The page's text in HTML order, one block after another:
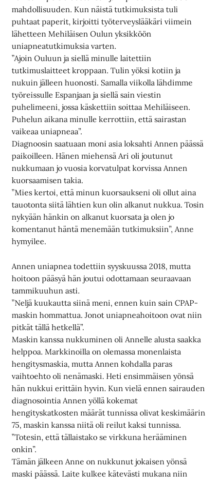
mahdollisuuden. Kun näistä tutkimuksista tuli
puhtaat paperit, kirjoitti työterveyslääkäri viimein
lähetteen Mehiläisen Oulun yksikköön
uniapneatutkimuksia varten.
”Ajoin Ouluun ja siellä minulle laitettiin
tutkimuslaitteet kroppaan. Tulin yöksi kotiin ja
nukuin jälleen huonosti. Samalla viikolla lähdimme
työreissulle Espanjaan ja siellä sain viestin
puhelimeeni, jossa käskettiin soittaa Mehiläiseen.
Puhelun aikana minulle kerrottiin, että sairastan
vaikeaa uniapneaa”.
Diagnoosin saatuaan moni asia loksahti Annen päässä
paikoilleen. Hänen miehensä Ari oli joutunut
nukkumaan jo vuosia korvatulpat korvissa Annen
kuorsaamisen takia.
”Mies kertoi, että minun kuorsaukseni oli ollut aina
tauotonta siitä lähtien kun olin alkanut nukkua. Tosin
nykyään hänkin on alkanut kuorsata ja olen jo
komentanut häntä menemään tutkimuksiin”, Anne
hymyilee.
Annen uniapnea todettiin syyskuussa 2018, mutta
hoitoon pääsyä hän joutui odottamaan seuraavaan
tammikuuhun asti.
”Neljä kuukautta siinä meni, ennen kuin sain CPAP-
maskin hommattua. Jonot uniapneahoitoon ovat niin
pitkät tällä hetkellä”.
Maskin kanssa nukkuminen oli Annelle alusta saakka
helppoa. Markkinoilla on olemassa monenlaista
hengitysmaskia, mutta Annen kohdalla paras
vaihtoehto oli nenämaski. Heti ensimmäisen yönsä
hän nukkui erittäin hyvin. Kun vielä ennen sairauden
diagnosointia Annen yöllä kokemat
hengityskatkosten määrät tunnissa olivat keskimäärin
75, maskin kanssa niitä oli reilut kaksi tunnissa.
”Totesin, että tällaistako se virkkuna herääminen
onkin”.
Tämän jälkeen Anne on nukkunut jokaisen yönsä
maski päässä. Laite kulkee kätevästi mukana niin